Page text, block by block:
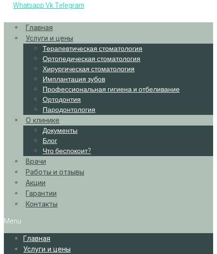
WhatsappVkTelegram
Главная
Услуги и цены
Терапевтическая стоматология
Ортопедическая стоматология
Хирургическая стоматология
Имплантация зубов
Профессиональная гигиена и отбеливание
Ортодонтия
Пародонтология
О клинике
Документы
Блог
Что беспокоит?
Врачи
Работы и отзывы
Акции
Гарантии
Контакты
Menu
Главная
Услуги и цены